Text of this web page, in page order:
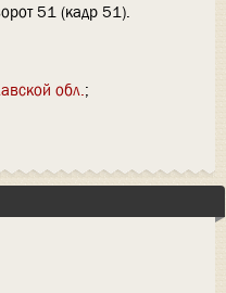
51 (кадр 51).
обл.